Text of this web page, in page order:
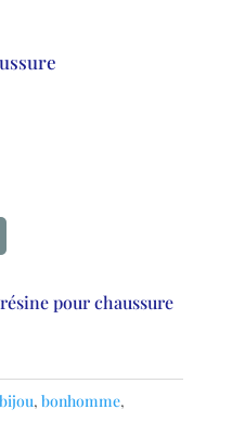
pour chaussure
bijou, bonhomme,